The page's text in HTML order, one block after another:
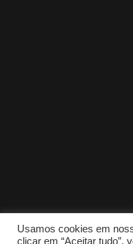
Usamos cookies em
clicar em “Aceitar tudo”,